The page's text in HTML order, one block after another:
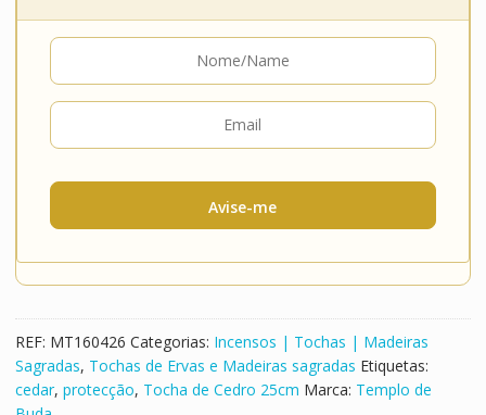
Avise-me
REF: MT160426 Categorias: Incensos | Tochas | Madeiras
Sagradas, Tochas de Ervas e Madeiras sagradas Etiquetas:
cedar, protecção, Tocha de Cedro 25cm Marca: Templo de